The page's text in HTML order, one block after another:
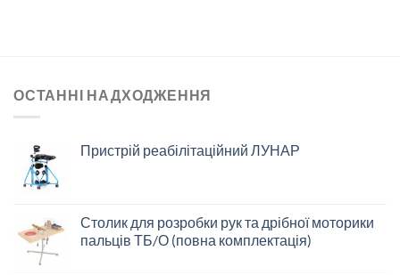
ОСТАННІ НАДХОДЖЕННЯ
Пристрій реабілітаційний ЛУНАР
Столик для розробки рук та дрібної моторики
пальців ТБ/О (повна комплектація)